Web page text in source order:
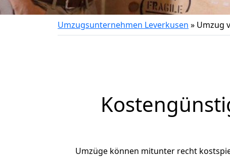
Umzugsunternehmen Leverkusen » Umzug
Umzüge können mitunter recht